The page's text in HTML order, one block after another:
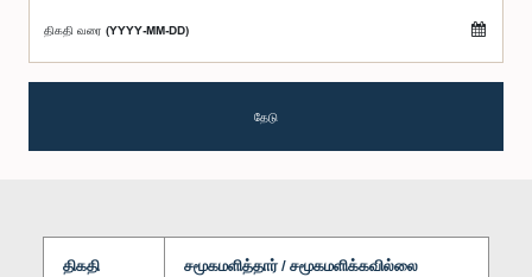
திகதி வரை (YYYY-MM-DD)
தேடு
திகதி சமூகமளித்தார் / சமூகமளிக்கவில்லை